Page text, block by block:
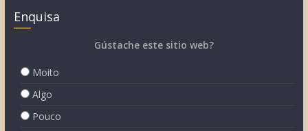
Enquisa
Gústache este sitio web?
Moito
Algo
Pouco